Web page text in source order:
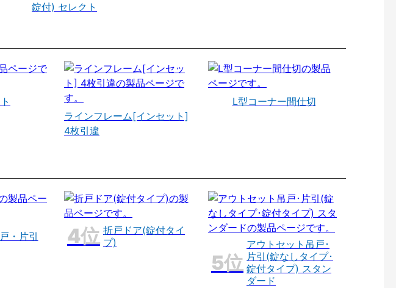
錠付) セレクト
ラインフレーム[インセット]
4枚引違
L型コーナー間仕切
・片引
折戸ドア(錠付タイ
プ)
アウトセット吊戸･
片引(錠なしタイプ･
錠付タイプ) スタン
ダード